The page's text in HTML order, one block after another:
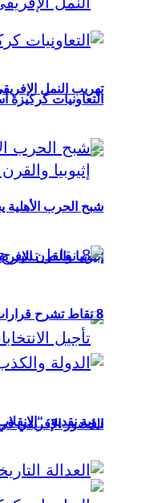
تهريب النمل
إثيوبيا والقرن
الحضور الإفريقي
التعاونيات كركيزة
شبح الحرب الأهلية
8 نقاط تشرح قرارات قمة كمبالا بشأن “بعثة أوصوم” في الصومال؟
رؤية نقدية: